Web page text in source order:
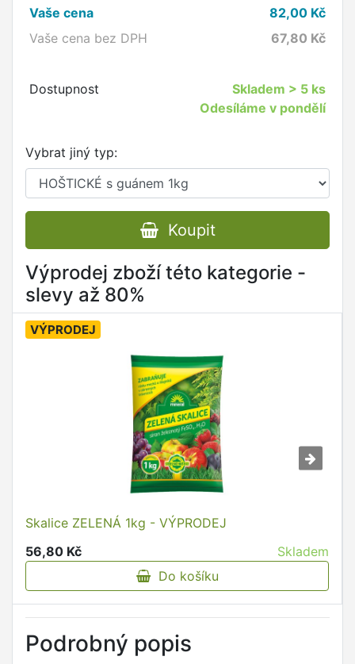
Vaše cena
82,00 Kč
Vaše cena bez DPH
67,80 Kč
Dostupnost Skladem > 5 ks
Odesíláme v pondělí
Vybrat jiný typ:
Koupit
Výprodej zboží této kategorie -
slevy až 80%
VÝPRODEJ
Skalice ZELENÁ 1kg - VÝPRODEJ
56,80 Kč
Skladem
Do košíku
Podrobný popis